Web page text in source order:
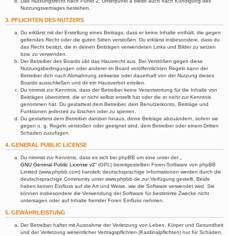
Nutzungsvertrages bestehen.
3. PFLICHTEN DES NUTZERS
Du erklärst mit der Erstellung eines Beitrags, dass er keine Inhalte enthält, die gegen
geltendes Recht oder die guten Sitten verstoßen. Du erklärst insbesondere, dass du
das Recht besitzt, die in deinen Beiträgen verwendeten Links und Bilder zu setzen
bzw. zu verwenden.
Der Betreiber des Boards übt das Hausrecht aus. Bei Verstößen gegen diese
Nutzungsbedingungen oder anderer im Board veröffentlichten Regeln kann der
Betreiber dich nach Abmahnung zeitweise oder dauerhaft von der Nutzung dieses
Boards ausschließen und dir ein Hausverbot erteilen.
Du nimmst zur Kenntnis, dass der Betreiber keine Verantwortung für die Inhalte von
Beiträgen übernimmt, die er nicht selbst erstellt hat oder die er nicht zur Kenntnis
genommen hat. Du gestattest dem Betreiber, dein Benutzerkonto, Beiträge und
Funktionen jederzeit zu löschen oder zu sperren.
Du gestattest dem Betreiber darüber hinaus, deine Beiträge abzuändern, sofern sie
gegen o. g. Regeln verstoßen oder geeignet sind, dem Betreiber oder einem Dritten
Schaden zuzufügen.
4. GENERAL PUBLIC LICENSE
Du nimmst zur Kenntnis, dass es sich bei phpBB um eine unter der „
GNU General Public License v2“ (GPL) bereitgestellten Foren-Software von phpBB
Limited (www.phpbb.com) handelt; deutschsprachige Informationen werden durch die
deutschsprachige Community unter www.phpbb.de zur Verfügung gestellt. Beide
haben keinen Einfluss auf die Art und Weise, wie die Software verwendet wird. Sie
können insbesondere die Verwendung der Software für bestimmte Zwecke nicht
untersagen oder auf Inhalte fremder Foren Einfluss nehmen.
5. GEWÄHRLEISTUNG
Der Betreiber haftet mit Ausnahme der Verletzung von Leben, Körper und Gesundheit
und der Verletzung wesentlicher Vertragspflichten (Kardinalpflichten) nur für Schäden,